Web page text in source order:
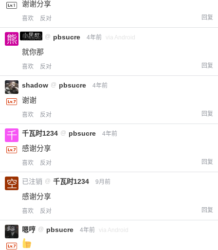
谢谢分享
喜欢 反对 回复
小黑屋
熊出没 @ pbsucre 4年前 via Android
就你那
喜欢 反对 回复
shadow @ pbsucre 4年前
谢谢
喜欢 反对 回复
千瓦时1234 @ pbsucre 4年前
感谢分享
喜欢 反对 回复
已注销 @ 千瓦时1234 9月前
感谢分享
喜欢 反对 回复
嗯哼 @ pbsucre 4年前 via Android